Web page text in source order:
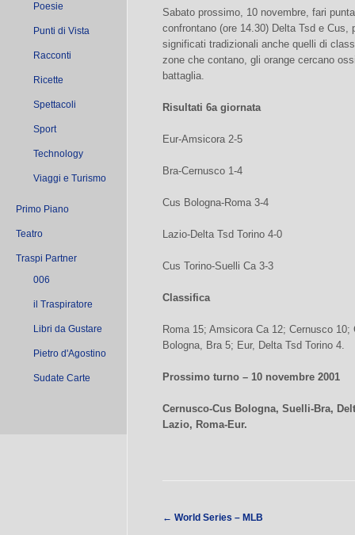
Poesie
Punti di Vista
Racconti
Ricette
Spettacoli
Sport
Technology
Viaggi e Turismo
Primo Piano
Teatro
Traspi Partner
006
il Traspiratore
Libri da Gustare
Pietro d'Agostino
Sudate Carte
Sabato prossimo, 10 novembre, fari
confrontano (ore 14.30) Delta Tsd e Cus,
significati tradizionali anche quelli di
zone che contano, gli orange cercano
battaglia.
Risultati 6a giornata
Eur-Amsicora 2-5
Bra-Cernusco 1-4
Cus Bologna-Roma 3-4
Lazio-Delta Tsd Torino 4-0
Cus Torino-Suelli Ca 3-3
Classifica
Roma 15; Amsicora Ca 12; Cernusco
Bologna, Bra 5; Eur, Delta Tsd Torino 4.
Prossimo turno – 10 novembre 2001
Cernusco-Cus Bologna, Suelli-Bra,
Lazio, Roma-Eur.
← World Series – MLB